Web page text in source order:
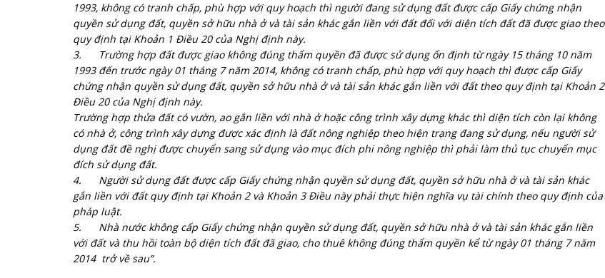
1993, không có tranh chấp, phù hợp với quy hoạch thì người đang sử dụng đất được cấp Giấy chứng nhận
quyền sử dụng đất, quyền sở hữu nhà ở và tài sản khác gắn liền với đất đối với diện tích đất đã được giao theo
quy định tại Khoản 1 Điều 20 của Nghị định này.
3.
Trường hợp đất được giao không đúng thẩm quyền đã được sử dụng ổn định từ ngày 15 tháng 10 năm
1993 đến trước ngày 01 tháng 7 năm 2014, không có tranh chấp, phù hợp với quy hoạch thì được cấp Giấy
chứng nhận quyền sử dụng đất, quyền sở hữu nhà ở và tài sản khác gắn liền với đất theo quy định tại Khoản 2
Điều 20 của Nghị định này.
Trường hợp thửa đất có vườn, ao gắn liền với nhà ở hoặc công trình xây dựng khác thì diện tích còn lại không
có nhà ở, công trình xây dựng được xác định là đất nông nghiệp theo hiện trạng đang sử dụng, nếu người sử
dụng đất đề nghị được chuyển sang sử dụng vào mục đích phi nông nghiệp thì phải làm thủ tục chuyển mục
đích sử dụng đất.
4. Người sử dụng đất được cấp Giấy chứng nhận quyền sử dụng đất, quyền sở hữu nhà ở và tài sản khác
gắn liền với đất quy định tại Khoản 2 và Khoản 3 Điều này phải thực hiện nghĩa vụ tài chính theo quy định của
pháp luật.
5. Nhà nước không cấp Giấy chứng nhận quyền sử dụng đất, quyền sở hữu nhà ở và tài sản khác gắn liền
với đất và thu hồi toàn bộ diện tích đất đã giao, cho thuê không đúng thẩm quyền kể từ ngày 01 tháng 7 năm
2014 trở về sau”.